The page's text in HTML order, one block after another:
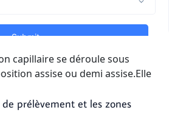
capillaire se déroule sous
assise ou demi assise.Elle
prélèvement et les zones